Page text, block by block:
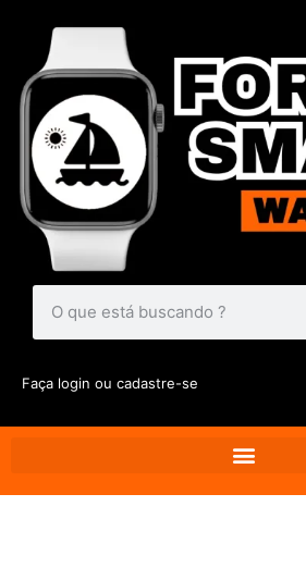
Faça login ou cadastre-se